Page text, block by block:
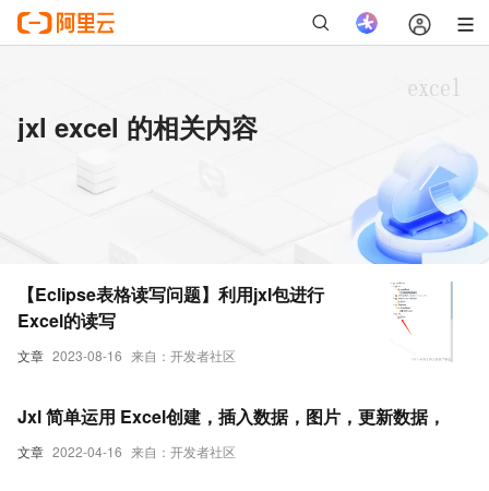
jxl excel 的相关内容
文章 2023-08-16 来自：开发者社区
【Eclipse表格读写问题】利用jxl包进行
Excel的读写
文章 2022-04-16 来自：开发者社区
Jxl 简单运用 Excel创建，插入数据，图片，更新数据，